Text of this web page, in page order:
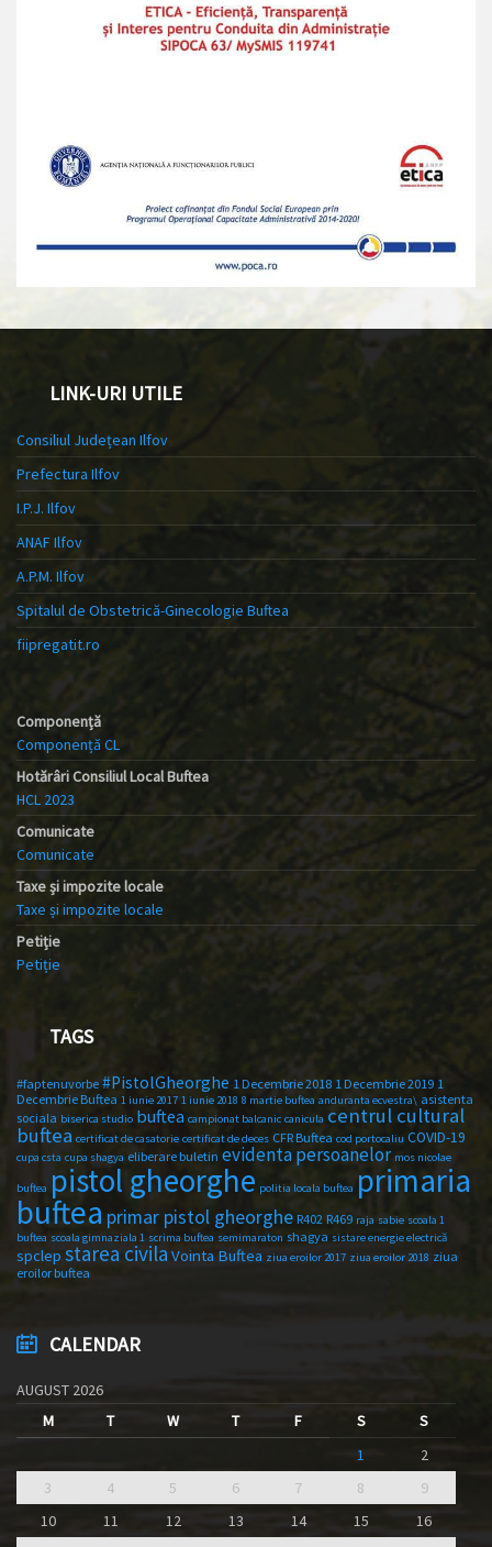
LINK-URI UTILE
Consiliul Județean Ilfov
Prefectura Ilfov
I.P.J. Ilfov
ANAF Ilfov
A.P.M. Ilfov
Spitalul de Obstetrică-Ginecologie Buftea
fiipregatit.ro
Componență
Componență CL
Hotărâri Consiliul Local Buftea
HCL 2023
Comunicate
Comunicate
Taxe și impozite locale
Taxe și impozite locale
Petiție
Petiție
TAGS
#faptenuvorbe #PistolGheorghe 1 Decembrie 2018 1 Decembrie 2019 1
Decembrie Buftea 1 iunie 2017 1 iunie 2018 8 martie buftea anduranta ecvestra\ asistenta
sociala biserica studio buftea campionat balcanic canicula centrul cultural
buftea certificat de casatorie certificat de deces CFR Buftea cod portocaliu COVID-19
cupa csta cupa shagya eliberare buletin evidenta persoanelor mos nicolae
buftea pistol gheorghe politia locala buftea primaria
buftea primar pistol gheorghe R402 R469 raja sabie scoala 1
buftea scoala gimnaziala 1 scrima buftea semimaraton shagya sistare energie electrică
spclep starea civila Vointa Buftea ziua eroilor 2017 ziua eroilor 2018 ziua
eroilor buftea
CALENDAR
AUGUST 2026
M
T W T F S
S
1
2
3
4 5 6 7 8
9
10
11 12 13 14 15
16